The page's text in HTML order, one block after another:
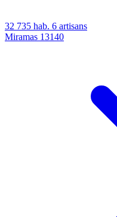
32 735 hab. 6 artisans
Miramas 13140